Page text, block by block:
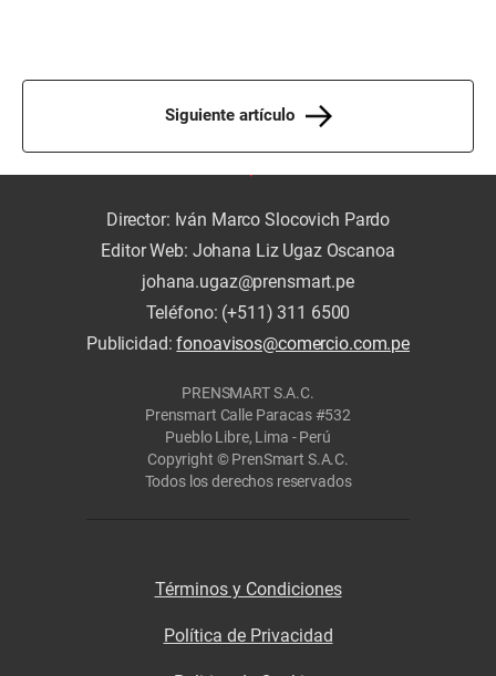
Siguiente artículo
Director: Iván Marco Slocovich Pardo
Editor Web: Johana Liz Ugaz Oscanoa
johana.ugaz@prensmart.pe
Teléfono: (+511) 311 6500
Publicidad:fonoavisos@comercio.com.pe
PRENSMART S.A.C.
Prensmart Calle Paracas #532
Pueblo Libre, Lima - Perú
Copyright © PrenSmart S.A.C.
Todos los derechos reservados
Términos y Condiciones
Política de Privacidad